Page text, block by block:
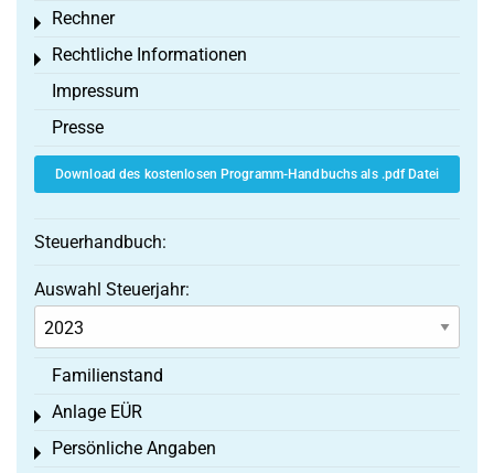
Rechner
Toggle menu
Rechtliche Informationen
Toggle menu
Impressum
Presse
Download des kostenlosen Programm-Handbuchs als .pdf Datei
Steuerhandbuch:
Auswahl Steuerjahr:
Familienstand
Anlage EÜR
Toggle menu
Persönliche Angaben
Toggle menu